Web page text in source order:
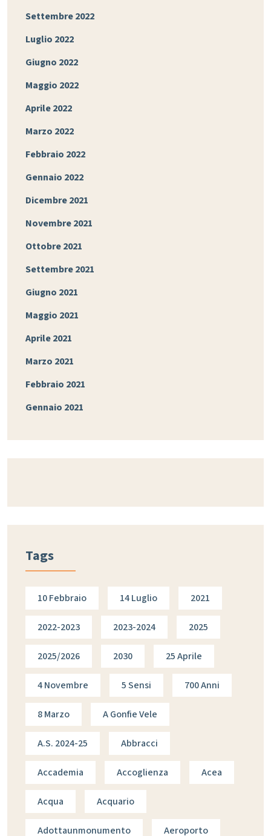
Settembre 2022
Luglio 2022
Giugno 2022
Maggio 2022
Aprile 2022
Marzo 2022
Febbraio 2022
Gennaio 2022
Dicembre 2021
Novembre 2021
Ottobre 2021
Settembre 2021
Giugno 2021
Maggio 2021
Aprile 2021
Marzo 2021
Febbraio 2021
Gennaio 2021
Tags
10 Febbraio 14 Luglio 2021
2022-2023 2023-2024 2025
2025/2026 2030 25 Aprile
4 Novembre 5 Sensi 700 Anni
8 Marzo A Gonfie Vele
A.s. 2024-25 Abbracci
Accademia Accoglienza Acea
Acqua Acquario
Adottaunmonumento Aeroporto